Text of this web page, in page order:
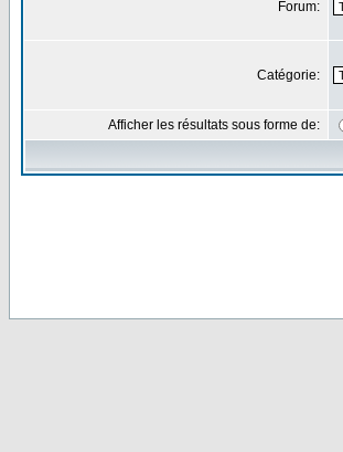
Forum:
Catégorie:
Afficher les résultats sous forme de: